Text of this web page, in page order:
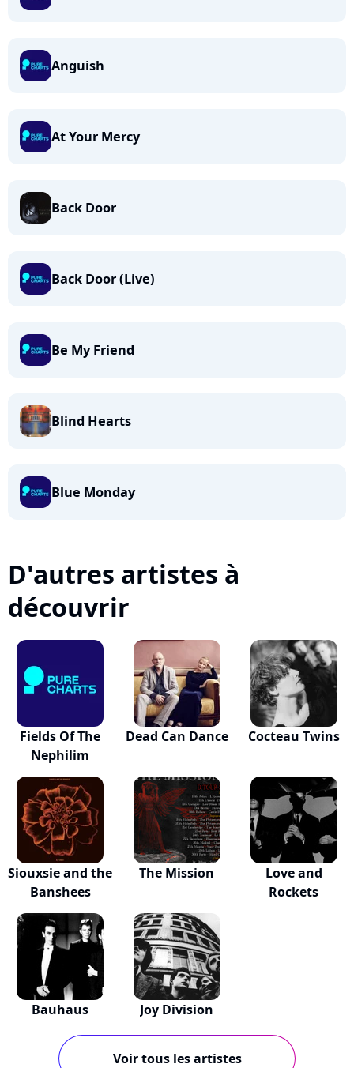
Anguish
At Your Mercy
Back Door
Back Door (Live)
Be My Friend
Blind Hearts
Blue Monday
D'autres artistes à
découvrir
Fields Of The
Nephilim
Dead Can Dance Cocteau Twins
Siouxsie and the
Banshees
The Mission
Love and
Rockets
Bauhaus Joy Division
Voir tous les artistes